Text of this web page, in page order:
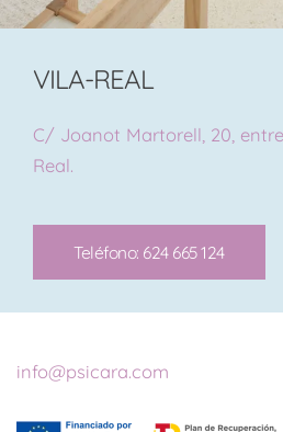
VILA-REAL
C/ Joanot Martorell, 20,
Real.
Teléfono: 624 665 124
info@psicara.com